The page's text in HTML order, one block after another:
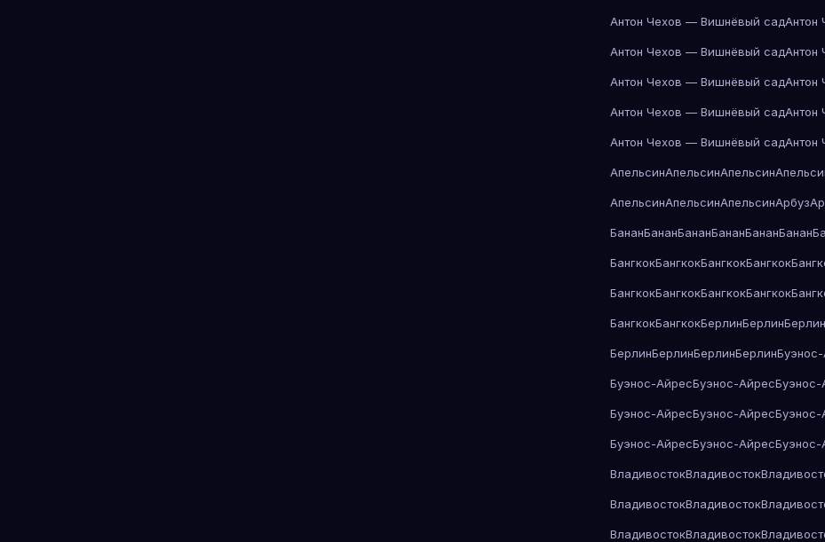
Антон Чехов — Вишнёвый садАнтон
Антон Чехов — Вишнёвый садАнтон
Антон Чехов — Вишнёвый садАнтон
Антон Чехов — Вишнёвый садАнтон
Антон Чехов — Вишнёвый садАнтон
АпельсинАпельсинАпельсин
АпельсинАпельсинАпельсинАрбуз
БананБананБананБананБананБанан
БангкокБангкокБангкокБангкок
БангкокБангкокБангкокБангкок
БангкокБангкокБерлинБерлинБерлин
БерлинБерлинБерлинБерлин
Буэнос-АйресБуэнос-АйресБуэнос-
Буэнос-АйресБуэнос-АйресБуэнос-
Буэнос-АйресБуэнос-АйресБуэнос-
ВладивостокВладивосток
ВладивостокВладивосток
ВладивостокВладивосток